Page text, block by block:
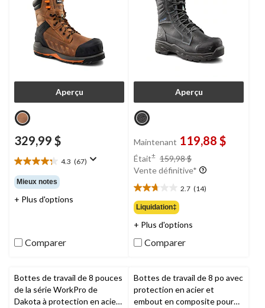
Aperçu
329,99 $
4.3 (67)
4.3
étoile(s)
sur
5.
Mieux notes
+ Plus d'options
Comparer
Aperçu
Maintenant 119,88 $
Était± 159,98 $
était
Vente définitive*
2.7 (14)
2.7
étoile(s)
sur
5.
14
évaluations
Liquidation‡
+ Plus d'options
Comparer
Bottes de travail de 8 pouces
de la série WorkPro de
Dakota à protection en acier
Bottes de travail de 8 po avec
protection en acier et
embout en composite pour